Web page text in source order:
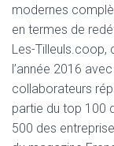
modernes
en termes de
Les-Tilleuls.coop,
l’année 2016
collaborateurs
partie du top 100
500 des